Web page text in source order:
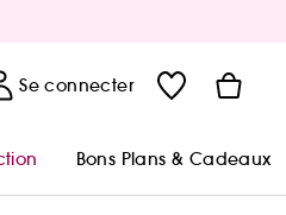
Se connecter
Bons Plans & Cadeaux